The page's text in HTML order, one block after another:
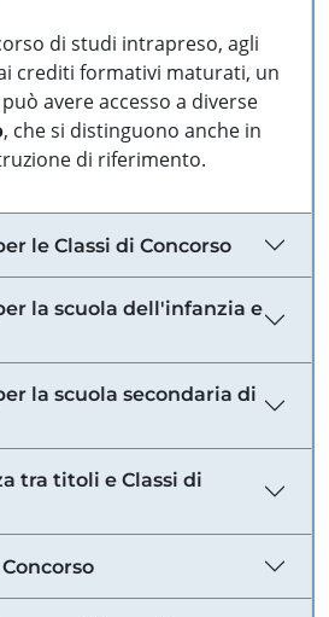
di studi intrapreso, agli
crediti formativi maturati, un
avere accesso a diverse
, che si distinguono anche in
di riferimento.
le Classi di Concorso
la scuola dell'infanzia e
la scuola secondaria di
tra titoli e Classi di